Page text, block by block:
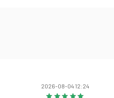
2026-08-04 12:24